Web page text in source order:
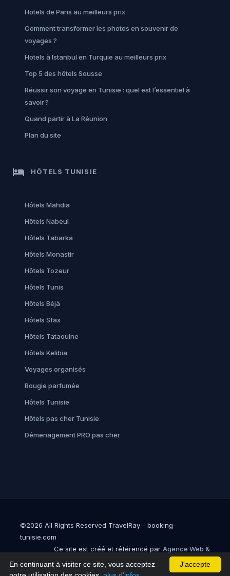
Hotels de Paris au meilleurs prix
Comment transformer les photos en souvenir de
voyages ?
Hotels à Istanbul en Turquie au meilleurs prix
Top 5 des hôtels Sousse
Réussir son voyage en Tunisie : quel est l’essentiel à
savoir ?
Quand partir à La Réunion
Plan du site
hotel HÔTELS TUNISIE
Hôtels Mahdia
Hôtels Nabeul
Hôtels Tabarka
Hôtels Monastir
Hôtels Tozeur
Hôtels Tunis
Hôtels Béjà
Hôtels Sfax
Hôtels Tataouine
Hôtels Kelibia
Voyages organisés
Bougie parfumée
Hôtels Tunisie
Hôtels pas cher Tunisie
Démenagement PRO pas cher
©2026 All Rights Reserved TravelRay - booking-
tunisie.com
Ce site est créé et référencé par Agence Web &
Référencement en Tunisie : Sofirux
J'accepte
En continuant à visiter ce site, vous acceptez